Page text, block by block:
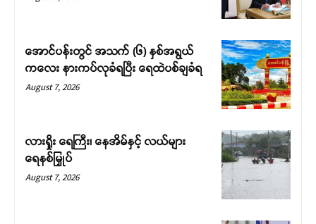
အောင်ပန်းတွင် အသက် (၆) နှစ်အရွယ်
ကလေး နားကပ်လုခံရပြီး ရေထဲပစ်ချခံရ
August 7, 2026
လားရှိုး ရေကြီး၊ နေအိမ်နှင့် လယ်များ
ရေနစ်မြှုပ်
August 7, 2026